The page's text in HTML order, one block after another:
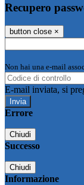
Recupero
button close ×
Non hai una e-mail
E-mail inviata, si
Errore
Chiudi
Successo
Chiudi
Informazione